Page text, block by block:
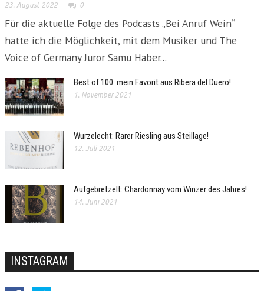
23. August 2022 0
Für die aktuelle Folge des Podcasts „Bei Anruf Wein“
hatte ich die Möglichkeit, mit dem Musiker und The
Voice of Germany Juror Samu Haber...
Best of 100: mein Favorit aus Ribera del Duero!
1. November 2021
Wurzelecht: Rarer Riesling aus Steillage!
12. Juli 2021
Aufgebretzelt: Chardonnay vom Winzer des Jahres!
14. Juni 2021
INSTAGRAM